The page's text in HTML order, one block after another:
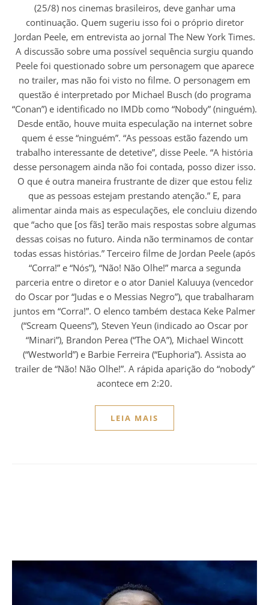
(25/8) nos cinemas brasileiros, deve ganhar uma
continuação. Quem sugeriu isso foi o próprio diretor
Jordan Peele, em entrevista ao jornal The New York Times.
A discussão sobre uma possível sequência surgiu quando
Peele foi questionado sobre um personagem que aparece
no trailer, mas não foi visto no filme. O personagem em
questão é interpretado por Michael Busch (do programa
“Conan”) e identificado no IMDb como “Nobody” (ninguém).
Desde então, houve muita especulação na internet sobre
quem é esse “ninguém”. “As pessoas estão fazendo um
trabalho interessante de detetive”, disse Peele. “A história
desse personagem ainda não foi contada, posso dizer isso.
O que é outra maneira frustrante de dizer que estou feliz
que as pessoas estejam prestando atenção.” E, para
alimentar ainda mais as especulações, ele concluiu dizendo
que “acho que [os fãs] terão mais respostas sobre algumas
dessas coisas no futuro. Ainda não terminamos de contar
todas essas histórias.” Terceiro filme de Jordan Peele (após
“Corra!” e “Nós”), “Não! Não Olhe!” marca a segunda
parceria entre o diretor e o ator Daniel Kaluuya (vencedor
do Oscar por “Judas e o Messias Negro”), que trabalharam
juntos em “Corra!”. O elenco também destaca Keke Palmer
(“Scream Queens”), Steven Yeun (indicado ao Oscar por
“Minari”), Brandon Perea (“The OA”), Michael Wincott
(“Westworld”) e Barbie Ferreira (“Euphoria”). Assista ao
trailer de “Não! Não Olhe!”. A rápida aparição do “nobody”
acontece em 2:20.
LEIA MAIS